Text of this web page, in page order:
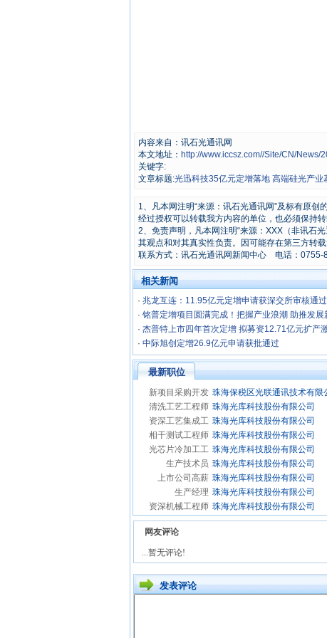
内容来自：讯石光通讯网
本文地址： http://www.iccsz.com//Site/CN/
关键字:
文章标题:光迅科技35亿元定增落地 高端硅光产业
1、凡本网注明“来源：讯石光通讯网”及标有原
经过授权可以转载我方内容的单位，也必须保持
2、免责声明，凡本网注明“来源：XXX（非讯石
其观点和对其真实性负责。因可能存在第三方转
联系方式：讯石光通讯网新闻中心 电话：
相关新闻
· 兆龙互连：11.95亿元定增申请获深交所审核通过
· 铭普定增项目圆满完成！把握产业浪潮 助推发展
· 杰普特上市四年首次定增 拟募资12.71亿元扩产
· 中际旭创定增26.9亿元申请获批通过